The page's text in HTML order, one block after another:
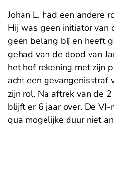
Johan L. had een andere
Hij was geen initiator van
geen belang bij en heeft
gehad van de dood van
het hof rekening met zijn
acht een gevangenisstraf
zijn rol. Na aftrek van de
blijft er 6 jaar over. De
qua mogelijke duur niet